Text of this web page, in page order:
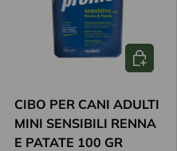
al carrello
CIBO PER CANI ADULTI
MINI SENSIBILI RENNA
E PATATE 100 GR